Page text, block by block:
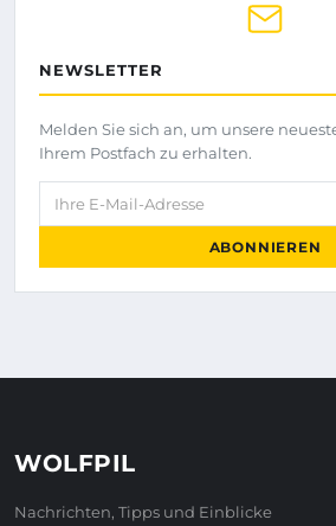
NEWSLETTER
Melden Sie sich an, um unsere
Ihrem Postfach zu erhalten.
Ihre E-Mail-Adresse
ABONNIEREN
WOLFPIL
Nachrichten, Tipps und Einblicke